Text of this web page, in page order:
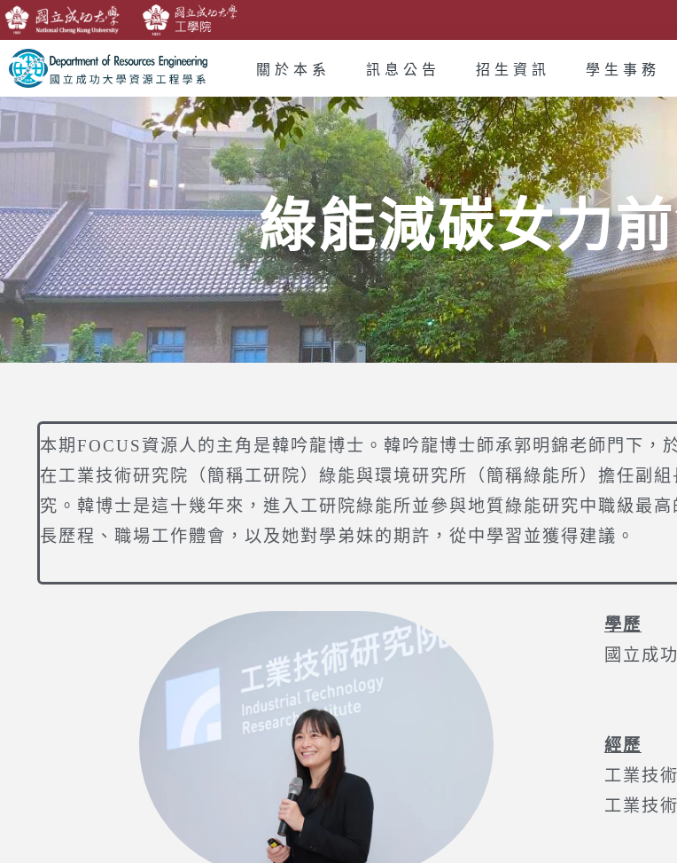
關於本系 訊息公告 招生資訊 學生事務
綠能減碳女力
本期FOCUS資源人的主角是韓吟龍博士。韓吟龍博士師承郭明錦老師門下
在工業技術研究院（簡稱工研院）綠能與環境研究所（簡稱綠能所）擔任副
究。韓博士是這十幾年來，進入工研院綠能所並參與地質綠能研究中職級最
長歷程、職場工作體會，以及她對學弟妹的期許，從中學習並獲得建議。
學歷
國立成
經歷
工業技
工業技